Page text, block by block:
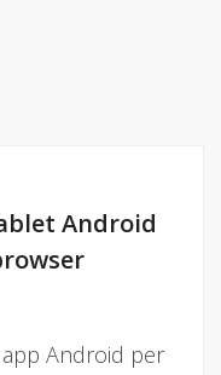
Android
Android per